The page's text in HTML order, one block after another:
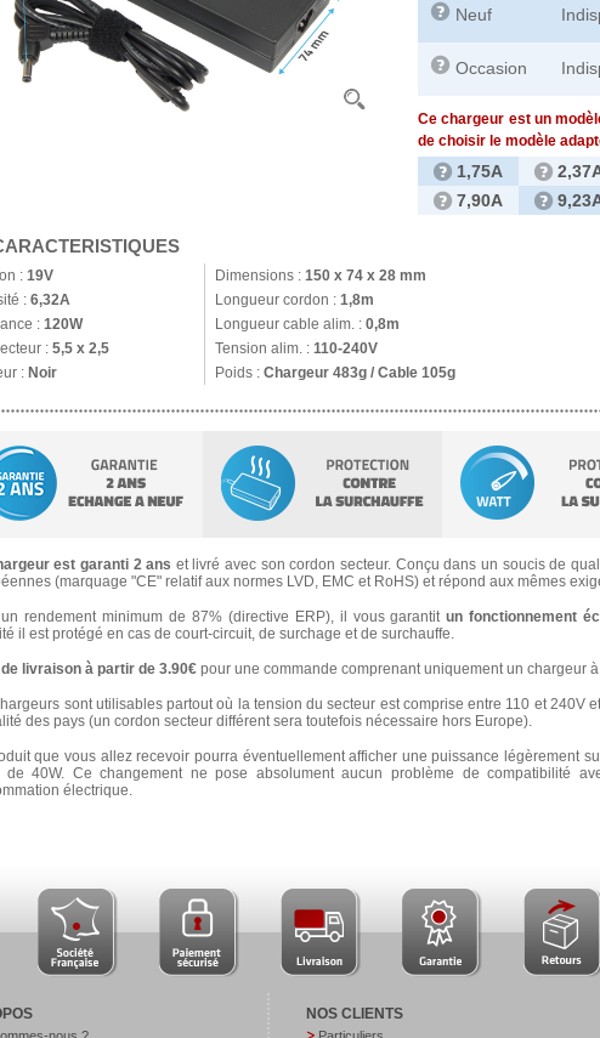
Neuf
Occasion
Ce chargeur est un
de choisir le modèle
1,75A
7,90A
: 19V Dimensions : 150 x 74 x 28 mm
: 6,32A Longueur cordon : 1,8m
: 120W Longueur cable alim. : 0,8m
: 5,5 x 2,5 Tension alim. : 110-240V
: Noir Poids : Chargeur 483g / Cable 105g
est garanti 2 ans et livré avec son cordon secteur. Conçu dans un soucis de
(marquage "CE" relatif aux normes LVD, EMC et RoHS) et répond aux mêmes
rendement minimum de 87% (directive ERP), il vous garantitun fonctionnement
il est protégé en cas de court-circuit, de surchage et de surchauffe.
livraison à partir de 3.90€ pour une commande comprenant uniquement un chargeur
sont utilisables partout où la tension du secteur est comprise entre 110 et 240V
des pays (un cordon secteur différent sera toutefois nécessaire hors Europe).
que vous allez recevoir pourra éventuellement afficher une puissance légèrement
de 40W. Ce changement ne pose absolument aucun problème de compatibilité
électrique.
NOS CLIENTS